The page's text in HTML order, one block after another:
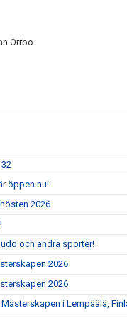
Orrbo
öppen nu!
2026
och andra sporter!
2026
2026
i Lempäälä,